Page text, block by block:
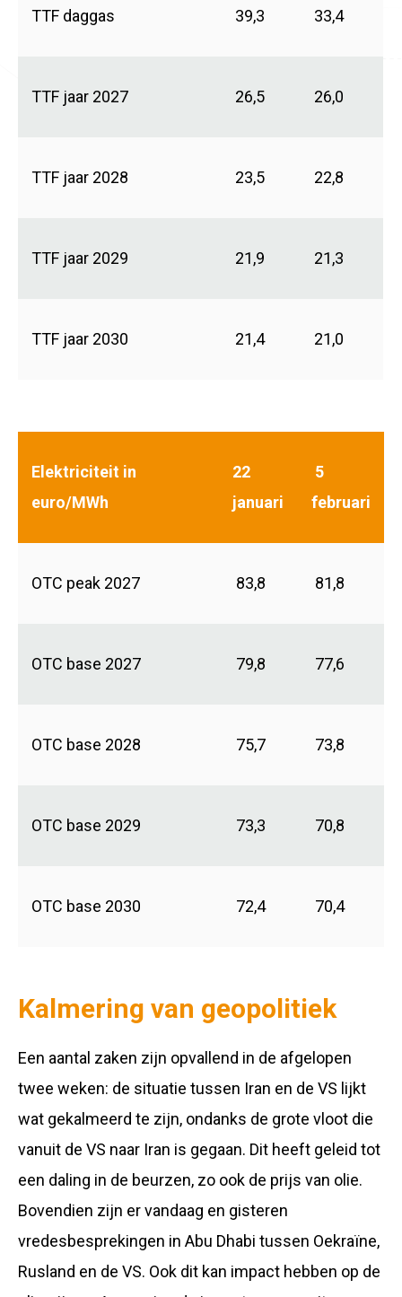
TTF daggas 39,3 33,4
TTF jaar 2027 26,5 26,0
TTF jaar 2028 23,5 22,8
TTF jaar 2029 21,9 21,3
TTF jaar 2030 21,4 21,0
Elektriciteit in
euro/MWh
22
januari
5
februari
OTC peak 2027 83,8 81,8
OTC base 2027 79,8 77,6
OTC base 2028 75,7 73,8
OTC base 2029 73,3 70,8
OTC base 2030 72,4 70,4
Kalmering van geopolitiek
Een aantal zaken zijn opvallend in de afgelopen
twee weken: de situatie tussen Iran en de VS lijkt
wat gekalmeerd te zijn, ondanks de grote vloot die
vanuit de VS naar Iran is gegaan. Dit heeft geleid tot
een daling in de beurzen, zo ook de prijs van olie.
Bovendien zijn er vandaag en gisteren
vredesbesprekingen in Abu Dhabi tussen Oekraïne,
Rusland en de VS. Ook dit kan impact hebben op de